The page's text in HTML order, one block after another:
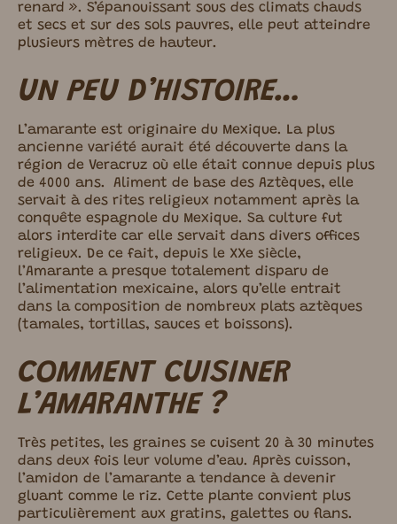
renard ». S’épanouissant sous des climats chauds
et secs et sur des sols pauvres, elle peut atteindre
plusieurs mètres de hauteur.
UN PEU D’HISTOIRE…
L’amarante est originaire du Mexique. La plus
ancienne variété aurait été découverte dans la
région de Veracruz où elle était connue depuis plus
de 4000 ans. Aliment de base des Aztèques, elle
servait à des rites religieux notamment après la
conquête espagnole du Mexique. Sa culture fut
alors interdite car elle servait dans divers offices
religieux. De ce fait, depuis le XXe siècle,
l’Amarante a presque totalement disparu de
l’alimentation mexicaine, alors qu’elle entrait
dans la composition de nombreux plats aztèques
(tamales, tortillas, sauces et boissons).
COMMENT CUISINER
L’AMARANTHE ?
Très petites, les graines se cuisent 20 à 30 minutes
dans deux fois leur volume d’eau. Après cuisson,
l’amidon de l’amarante a tendance à devenir
gluant comme le riz. Cette plante convient plus
particulièrement aux gratins, galettes ou flans.